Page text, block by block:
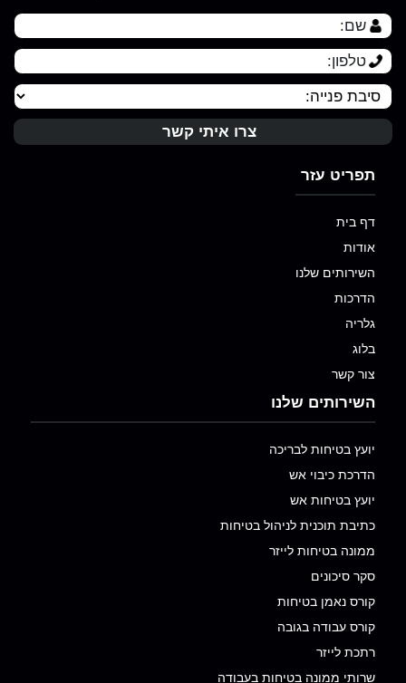
תפריט עזר
דף בית
אודות
השירותים שלנו
הדרכות
גלריה
בלוג
צור קשר
השירותים שלנו
יועץ בטיחות לבריכה
הדרכת כיבוי אש
יועץ בטיחות אש
כתיבת תוכנית לניהול בטיחות
ממונה בטיחות לייזר
סקר סיכונים
קורס נאמן בטיחות
קורס עבודה בגובה
רתכת לייזר
שרותי ממונה בטיחות בעבודה